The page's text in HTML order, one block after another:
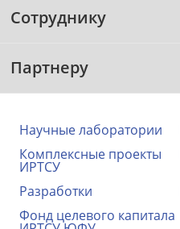
Сотруднику
Партнеру
Научные лаборатории
Комплексные проекты
ИРТСУ
Разработки
Фонд целевого капитала